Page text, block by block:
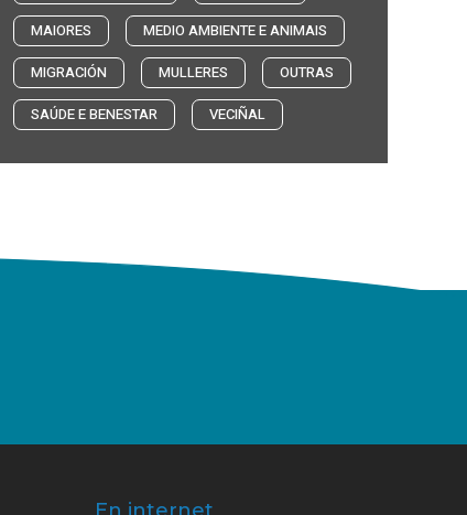
MAIORES
MEDIO AMBIENTE E ANIMAIS
MIGRACIÓN
MULLERES
OUTRAS
SAÚDE E BENESTAR
VECIÑAL